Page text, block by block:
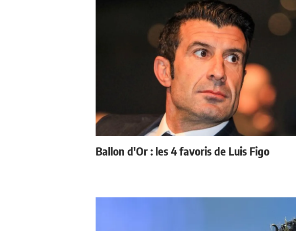
Ballon d'Or : les 4 favoris de Luis Figo